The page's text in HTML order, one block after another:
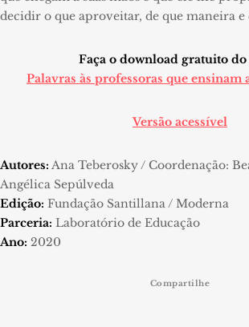
decidir o que aproveitar, de que maneira
Faça o download gratuito
Palavras às professoras que ensinam
Versão acessível
Autores: Ana Teberosky / Coordenação:
Angélica Sepúlveda
Edição: Fundação Santillana / Moderna
Parceria: Laboratório de Educação
Ano: 2020
Compartilhe